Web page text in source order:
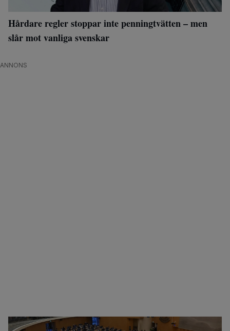
Hårdare regler stoppar inte penningtvätten – men
slår mot vanliga svenskar
ANNONS